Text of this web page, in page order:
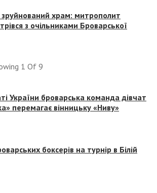
храм: митрополит
з очільниками Броварської
1 Of 9
України броварська команда дівчат
перемагає вінницьку «Ниву»
боксерів на турнір в Білій